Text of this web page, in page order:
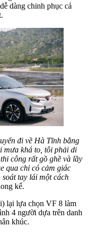
dàng chinh phục cả
đi về Hà Tĩnh bằng
mưa khá to, tôi phải di
công rất gồ ghề và lầy
qua chỉ có cảm giác
soát tay lái mộtcách
kể.
lại lựa chọn VF 8 làm
4 người dựa trên danh
khúc.